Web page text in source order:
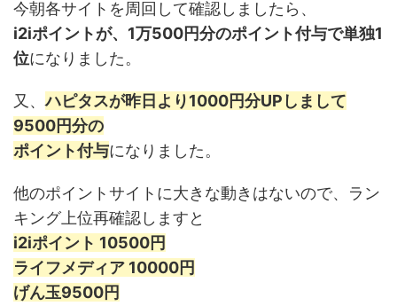
今朝各サイトを周回して確認しましたら、
i2iポイントが、1万500円分のポイント付与で単独1
位になりました。
又、ハピタスが昨日より1000円分UPしまして
9500円分の
ポイント付与になりました。
他のポイントサイトに大きな動きはないので、ラン
キング上位再確認しますと
i2iポイント 10500円
ライフメディア 10000円
げん玉9500円